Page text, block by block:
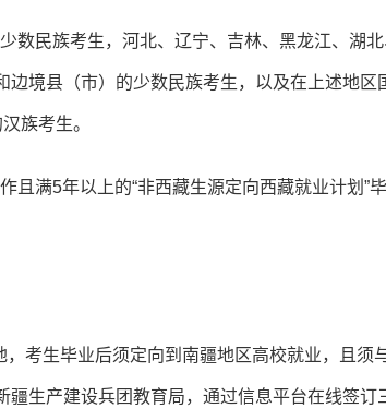
数民族考生，河北、辽宁、吉林、黑龙江、湖北
境县（市）的少数民族考生，以及在上述地区
族考生。
且满5年以上的“非西藏生源定向西藏就业计划”
考生毕业后须定向到南疆地区高校就业，且须
生产建设兵团教育局，通过信息平台在线签订